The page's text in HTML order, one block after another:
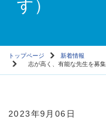
す）
トップページ
新着情報
志が高く、有能な先生を募集
2023年9月06日